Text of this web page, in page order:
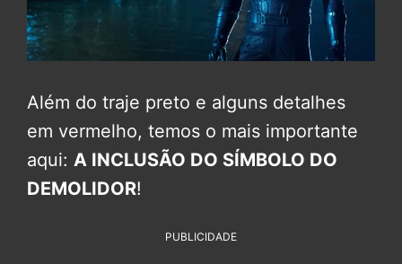
Além do traje preto e alguns detalhes
em vermelho, temos o mais importante
aqui: A INCLUSÃO DO SÍMBOLO DO
DEMOLIDOR!
PUBLICIDADE